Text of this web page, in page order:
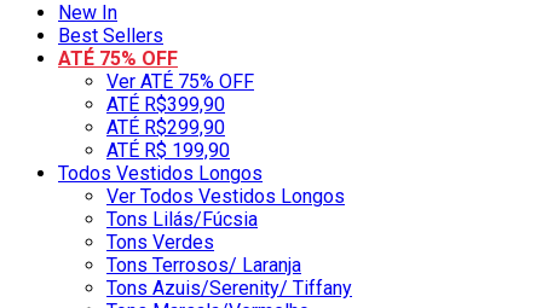
New In
Best Sellers
ATÉ 75% OFF
Ver ATÉ 75% OFF
ATÉ R$399,90
ATÉ R$299,90
ATÉ R$ 199,90
Todos Vestidos Longos
Ver Todos Vestidos Longos
Tons Lilás/Fúcsia
Tons Verdes
Tons Terrosos/ Laranja
Tons Azuis/Serenity/ Tiffany